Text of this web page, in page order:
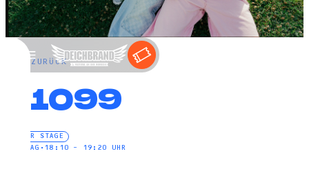
ZURÜCK
01099
WATER STAGE
SONNTAG • 18:10 – 19:20 UHR